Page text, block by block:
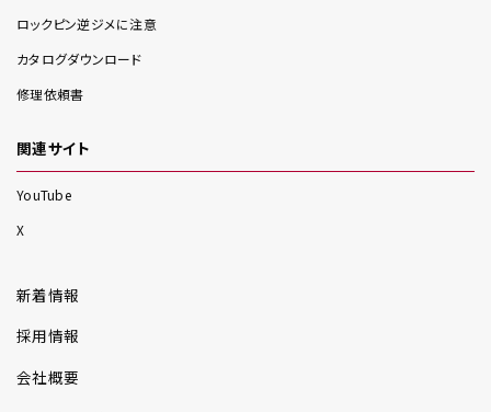
ロックピン逆ジメに注意
カタログダウンロード
修理依頼書
関連サイト
YouTube
X
新着情報
採用情報
会社概要